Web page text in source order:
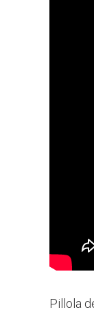
Pillola